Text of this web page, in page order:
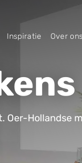
Inspiratie Over ons
Oer-Hollandse